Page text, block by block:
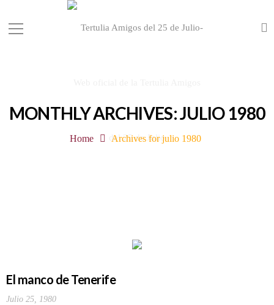
MONTHLY ARCHIVES: JULIO 1980
Home Archives for julio 1980
El manco de Tenerife
Julio 25, 1980